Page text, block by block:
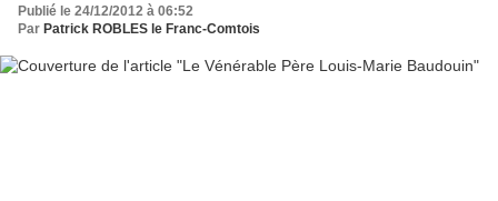
Publié le 24/12/2012 à 06:52
Par Patrick ROBLES le Franc-Comtois